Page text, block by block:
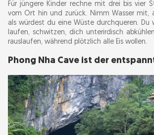
Für jüngere Kinder rechne mit drei bis vier
vom Ort hin und zurück. Nimm Wasser mit,
als würdest du eine Wüste durchqueren. Du
laufen, schwitzen, dich unterirdisch
rauslaufen, während plötzlich alle Eis wollen.
Phong Nha Cave ist der